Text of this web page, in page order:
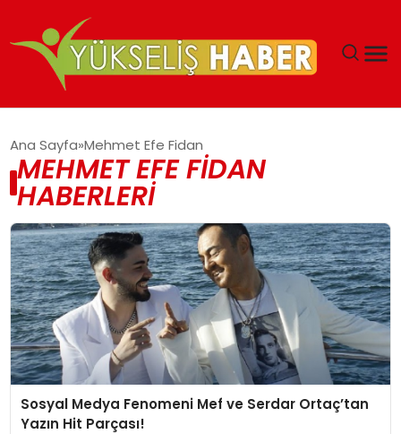
MALIYETLERINI AZALTIYOR’
Ana Sayfa Mehmet Efe Fidan
MEHMET EFE FIDAN
HABERLERI
Sosyal Medya Fenomeni Mef ve Serdar Ortaç’tan
Yazın Hit Parçası!